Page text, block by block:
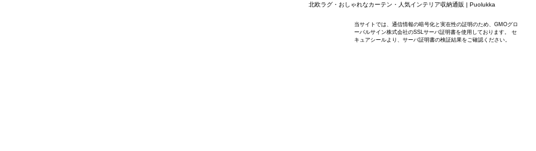
北欧ラグ・おしゃれなカーテン・人気インテリア収納通販 | Puolukka
当サイトでは、通信情報の暗号化と実在性の証明のため、GMOグロ
ーバルサイン株式会社のSSLサーバ証明書を使用しております。 セ
キュアシールより、サーバ証明書の検証結果をご確認ください。